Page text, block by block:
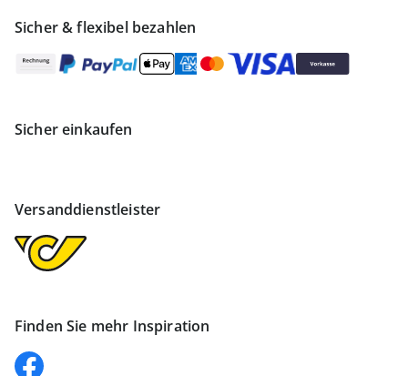
Sicher & flexibel bezahlen
Sicher einkaufen
Versanddienstleister
Finden Sie mehr Inspiration